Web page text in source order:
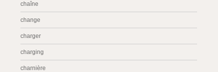
chaîne
change
charger
charging
charnière